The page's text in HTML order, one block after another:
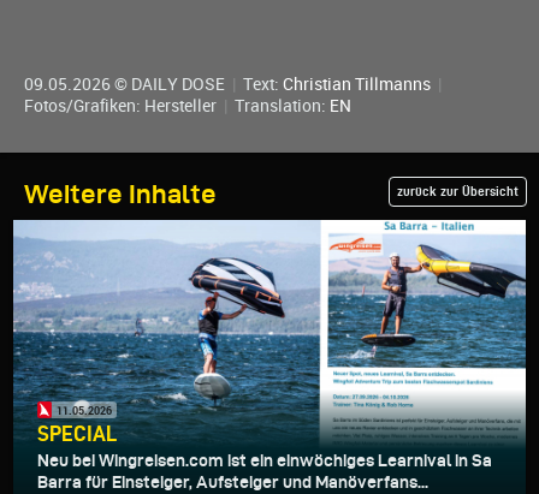
09.05.2026 © DAILY DOSE | Text: Christian Tillmanns |
Fotos/Grafiken: Hersteller | Translation: EN
Weitere Inhalte zurück zur Übersicht
11.05.2026
SPECIAL
Neu bei Wingreisen.com ist ein einwöchiges Learnival in Sa
Barra für Einsteiger, Aufsteiger und Manöverfans...